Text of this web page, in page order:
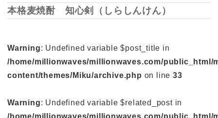
本格麦焼酎 知心剣（しらしんけん）
Warning: Undefined variable $post_title in
/home/millionwaves/millionwaves.com/public_html/
content/themes/Miku/archive.php on line33
Warning: Undefined variable $related_post in